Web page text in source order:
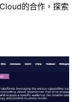
的合作，探索